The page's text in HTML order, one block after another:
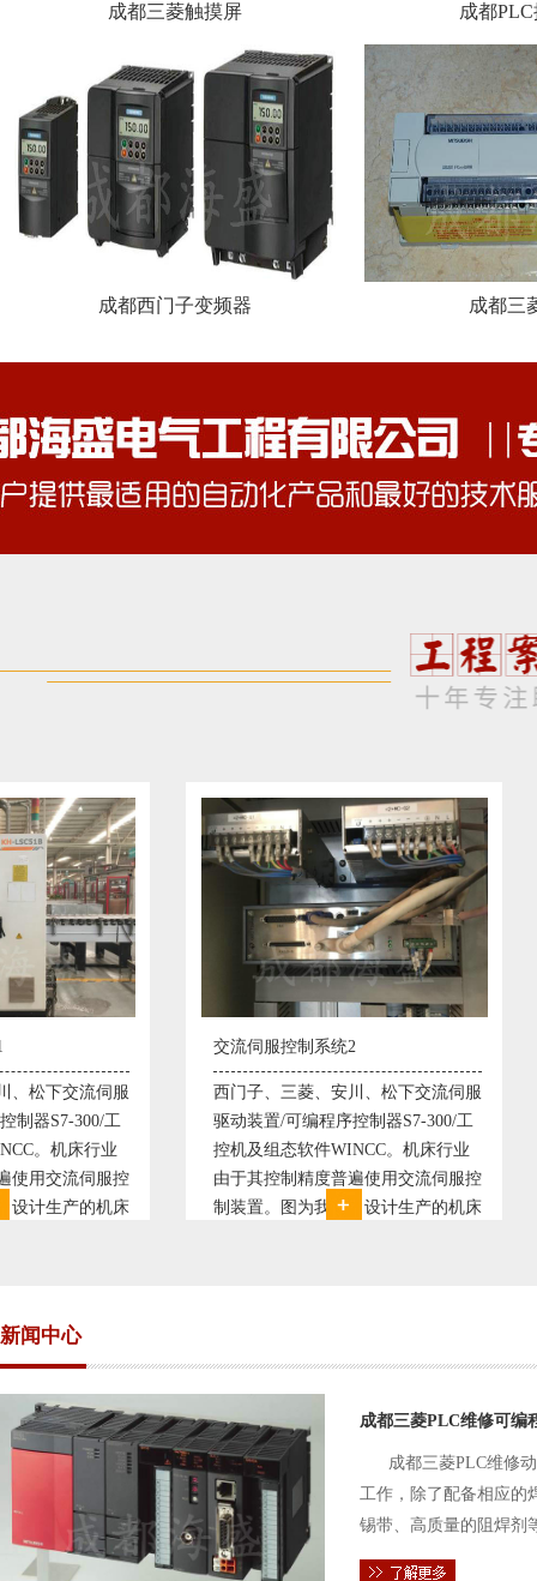
成都三菱触摸屏 成都
成都西门子变频器 成都三
西门子、三菱、安川、松下交流伺服
驱动装置/可编程序控制器S7-300/工
控机及组态软件WINCC。机床行业
由于其控制精度普遍使用交流伺服控
制装置。图为我公司设计生产的机床
变频恒压供水系
极调速技术原理
使供水随着使用
持供水设定压力
点、远传压力表
新闻中心
成都三菱PLC维修可编
成都三菱PLC维修
工作，除了配备相应的
锡带、高质量的阻焊剂
件的电路及通信电缆。